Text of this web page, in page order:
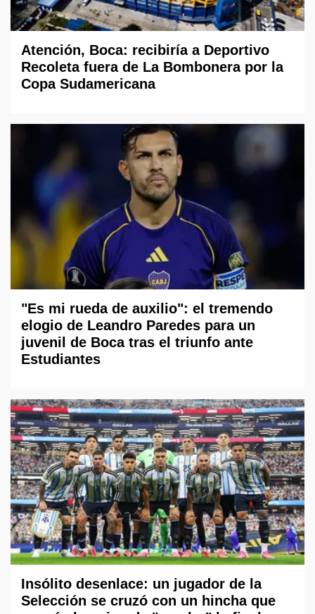
Atención, Boca: recibiría a Deportivo
Recoleta fuera de La Bombonera por la
Copa Sudamericana
"Es mi rueda de auxilio": el tremendo
elogio de Leandro Paredes para un
juvenil de Boca tras el triunfo ante
Estudiantes
Insólito desenlace: un jugador de la
Selección se cruzó con un hincha que